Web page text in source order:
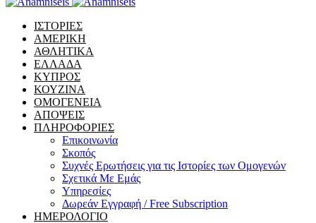
ΙΣΤΟΡΙΕΣ
ΑΜΕΡΙΚΗ
ΑΘΛΗΤΙΚΑ
ΕΛΛΑΔΑ
ΚΥΠΡΟΣ
ΚΟΥΖΙΝΑ
ΟΜΟΓΕΝΕΙΑ
ΑΠΟΨΕΙΣ
ΠΛΗΡΟΦΟΡΙΕΣ
Επικοινωνία
Σκοπός
Συχνές Ερωτήσεις για τις Ιστορίες των Ομογενών
Σχετικά Με Εμάς
Υπηρεσίες
Δωρεάν Εγγραφή / Free Subscription
ΗΜΕΡΟΛΟΓΙΟ